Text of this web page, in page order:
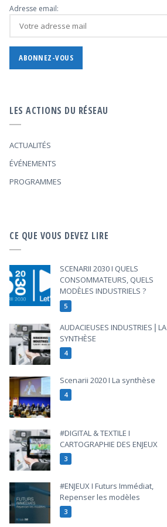
Adresse email:
LES ACTIONS DU RÉSEAU
ACTUALITÉS
ÉVÉNEMENTS
PROGRAMMES
CE QUE VOUS DEVEZ LIRE
SCENARII 2030 I QUELS
CONSOMMATEURS, QUELS
MODÈLES INDUSTRIELS ?
5
AUDACIEUSES INDUSTRIES⎪LA
SYNTHÈSE
4
Scenarii 2020 I La synthèse
4
#DIGITAL & TEXTILE I
CARTOGRAPHIE DES ENJEUX
3
#ENJEUX I Futurs Immédiat,
Repenser les modèles
3